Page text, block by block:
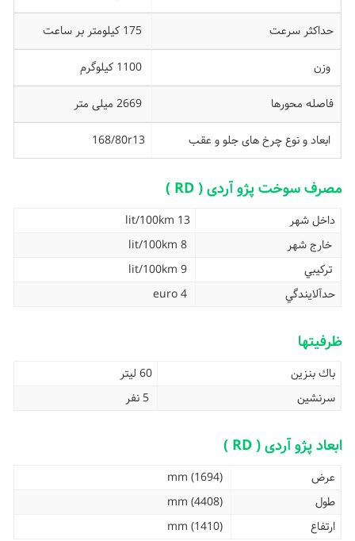
حداکثر سرعت
وزن
فاصله محورها
ابعاد و نوع چرخ های جلو و عقب 168/80r13
مصرف سوخت پژو آردی ( RD )
داخل شهر
13 lit/100km
خارج شهر
تركيبي
حدآلايندگي
ظرفیتها
باك بنزين
60 لیتر
سرنشین
ابعاد پژو آردی ( RD )
عرض
(1694) mm
طول
(4408) mm
ارتفاع
(1410) mm